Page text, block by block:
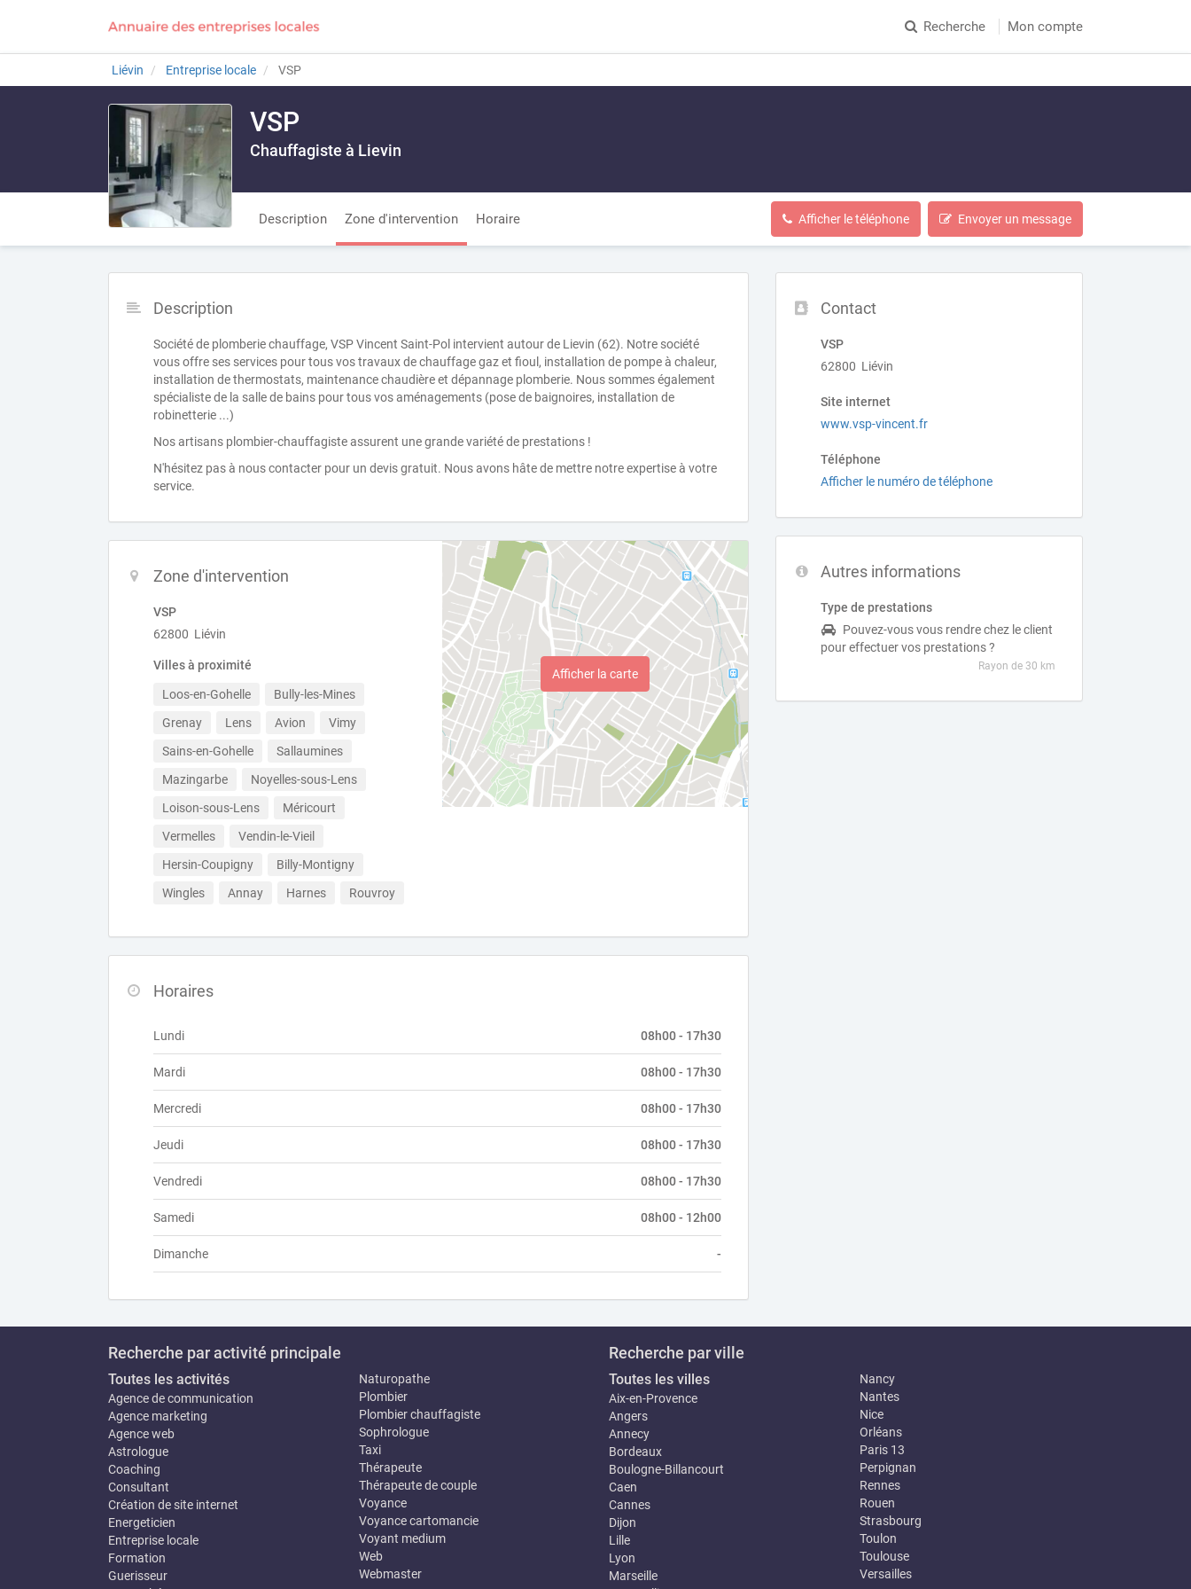
Recherche Mon compte
Liévin Entreprise locale VSP
VSP
Chauffagiste à Lievin
Description Zone d'intervention Horaire Afficher le téléphone Envoyer un message
Contact
VSP
62800 Liévin
Site internet
www.vsp-vincent.fr
Téléphone
Afficher le numéro de téléphone
Autres informations
Type de prestations
Pouvez-vous vous rendre chez le client
pour effectuer vos prestations ?
Rayon de 30 km
Description
Société de plomberie chauffage, VSP Vincent Saint-Pol intervient autour de Lievin (62). Notre société
vous offre ses services pour tous vos travaux de chauffage gaz et fioul, installation de pompe à chaleur,
installation de thermostats, maintenance chaudière et dépannage plomberie. Nous sommes également
spécialiste de la salle de bains pour tous vos aménagements (pose de baignoires, installation de
robinetterie ...)
Nos artisans plombier-chauffagiste assurent une grande variété de prestations !
N'hésitez pas à nous contacter pour un devis gratuit. Nous avons hâte de mettre notre expertise à votre
service.
Zone d'intervention
VSP
62800 Liévin
Villes à proximité
Loos-en-Gohelle
Bully-les-Mines
Grenay
Lens Avion
Vimy
Sains-en-Gohelle
Sallaumines
Mazingarbe
Noyelles-sous-Lens
Loison-sous-Lens
Méricourt
Vermelles
Vendin-le-Vieil
Hersin-Coupigny
Billy-Montigny
Wingles
Annay Harnes Rouvroy
Afficher la carte
Horaires
Lundi 08h00 - 17h30
Mardi 08h00 - 17h30
Mercredi 08h00 - 17h30
Jeudi 08h00 - 17h30
Vendredi 08h00 - 17h30
Samedi 08h00 - 12h00
Dimanche -
Recherche par activité principale
Toutes les activités
Agence de communication
Agence marketing
Agence web
Astrologue
Coaching
Consultant
Création de site internet
Energeticien
Entreprise locale
Formation
Guerisseur
Naturopathe
Plombier
Plombier chauffagiste
Sophrologue
Taxi
Thérapeute
Thérapeute de couple
Voyance
Voyance cartomancie
Voyant medium
Web
Webmaster
Recherche par ville
Toutes les villes
Aix-en-Provence
Angers
Annecy
Bordeaux
Boulogne-Billancourt
Caen
Cannes
Dijon
Lille
Lyon
Marseille
Nancy
Nantes
Nice
Orléans
Paris 13
Perpignan
Rennes
Rouen
Strasbourg
Toulon
Toulouse
Versailles